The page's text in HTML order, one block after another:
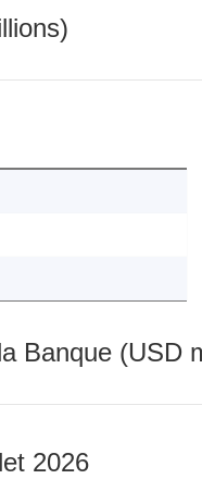
Banque (USD
2026